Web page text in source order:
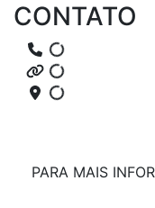
CONTATO
PARA MAIS